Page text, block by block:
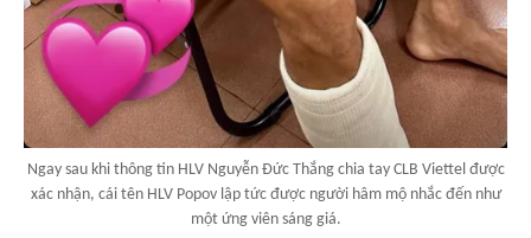
Ngay sau khi thông tin HLV Nguyễn Đức Thắng chia tay CLB Viettel được
xác nhận, cái tên HLV Popov lập tức được người hâm mộ nhắc đến như
một ứng viên sáng giá.